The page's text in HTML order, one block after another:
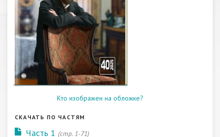
Кто изображен на обложке?
СКАЧАТЬ ПО ЧАСТЯМ
Часть 1 (стр. 1-71)